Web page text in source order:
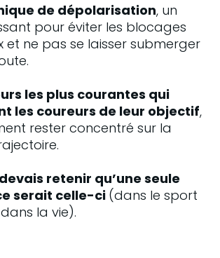
de dépolarisation, un
pour éviter les blocages
et ne pas se laisser submerger
les plus courantes qui
les coureurs de leur objectif,
rester concentré sur la
retenir qu’une seule
serait celle-ci (dans le sport
la vie).